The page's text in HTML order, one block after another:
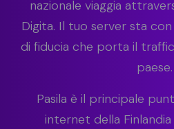
nazionale viaggia
Digita. Il tuo server sta
di fiducia che porta il
paese.
Pasila è il principale
internet della